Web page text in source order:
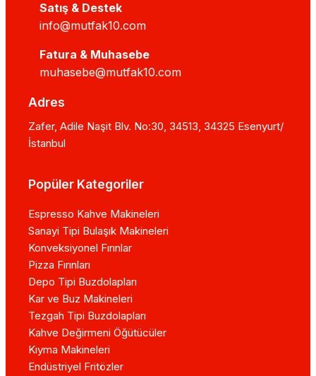
Satış & Destek
info@mutfak10.com
Fatura & Muhasebe
muhasebe@mutfak10.com
Adres
Zafer, Adile Naşit Blv. No:30, 34513, 34325 Esenyurt/
İstanbul
Popüler Kategoriler
Espresso Kahve Makineleri
Sanayi Tipi Bulaşık Makineleri
Konveksiyonel Fırınlar
Pizza Fırınları
Depo Tipi Buzdolapları
Kar ve Buz Makineleri
Tezgah Tipi Buzdolapları
Kahve Değirmeni Öğütücüler
Kıyma Makineleri
Endüstriyel Fritözler